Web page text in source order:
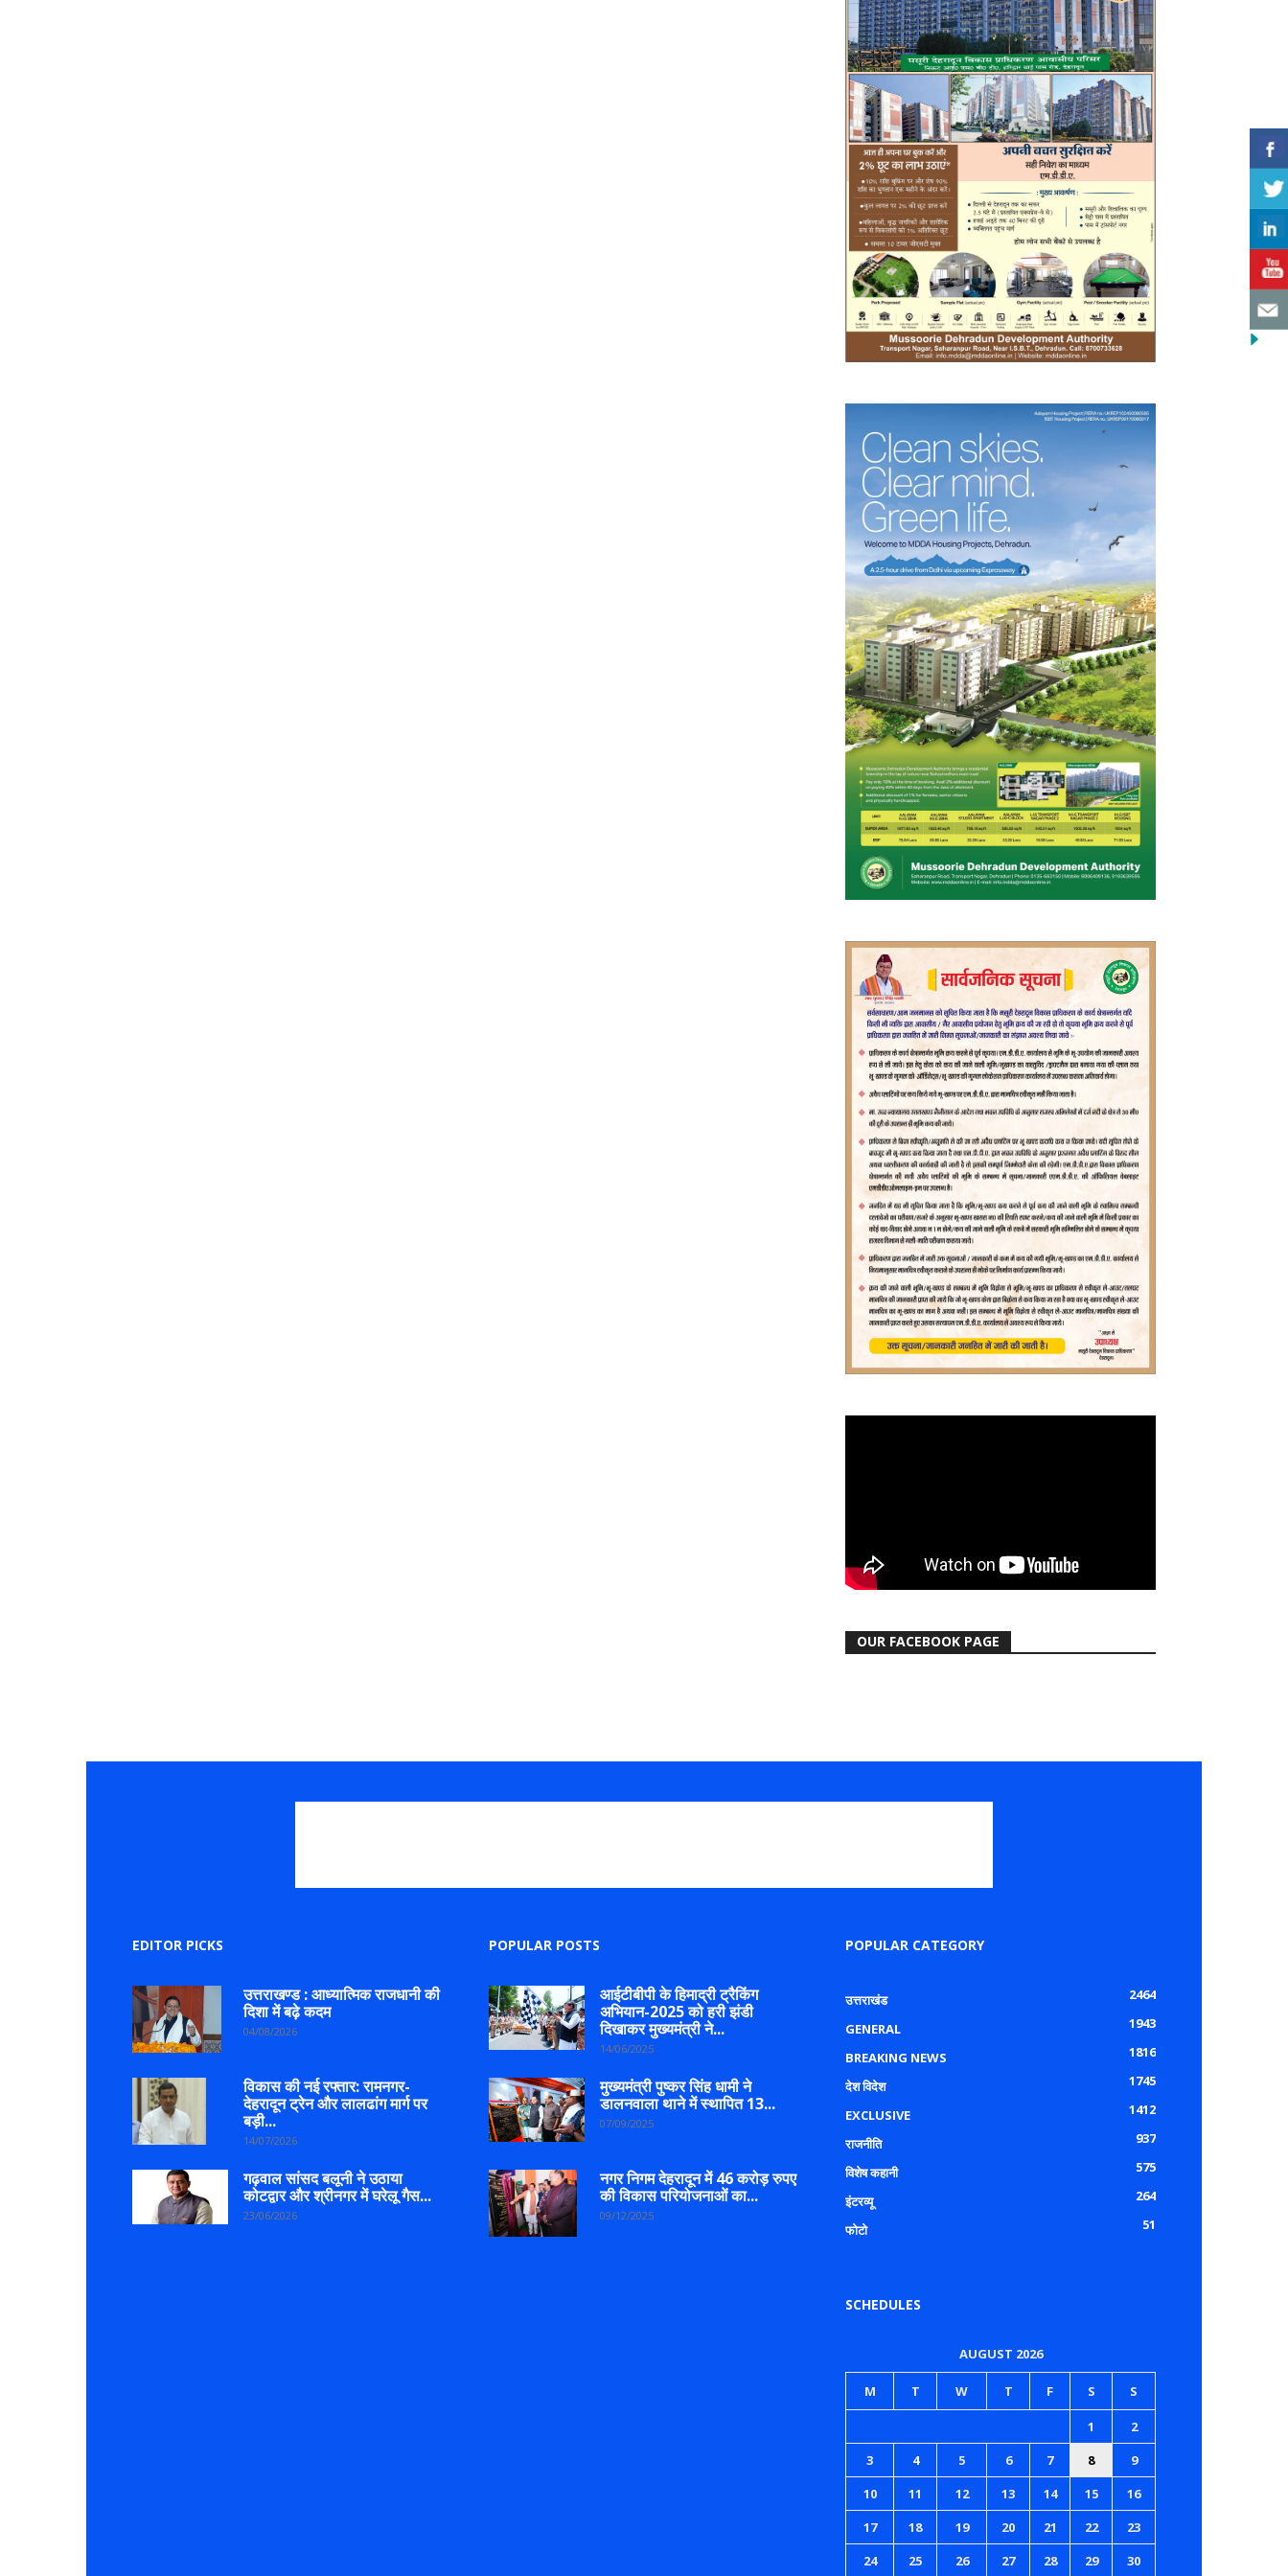
OUR FACEBOOK PAGE
EDITOR PICKS
उत्तराखण्ड : आध्यात्मिक राजधानी की
दिशा में बढ़े कदम
04/08/2026
विकास की नई रफ्तार: रामनगर-
देहरादून ट्रेन और लालढांग मार्ग पर
बड़ी...
14/07/2026
गढ़वाल सांसद बलूनी ने उठाया
कोटद्वार और श्रीनगर में घरेलू गैस...
23/06/2026
POPULAR POSTS
आईटीबीपी के हिमाद्री ट्रैकिंग
अभियान-2025 को हरी झंडी
दिखाकर मुख्यमंत्री ने...
14/06/2025
मुख्यमंत्री पुष्कर सिंह धामी ने
डालनवाला थाने में स्थापित 13...
07/09/2025
नगर निगम देहरादून में 46 करोड़ रुपए
की विकास परियोजनाओं का...
09/12/2025
POPULAR CATEGORY
उत्तराखंड
2464
GENERAL
1943
BREAKING NEWS
1816
देश विदेश
1745
EXCLUSIVE
1412
राजनीति
937
विशेष कहानी
575
इंटरव्यू
264
फोटो
51
SCHEDULES
AUGUST 2026
M T W T F S S
1
2
3
4 5 6 7 8
9
10
11 12 13 14 15
16
17
18 19 20 21 22
23
24
25 26 27 28 29 30